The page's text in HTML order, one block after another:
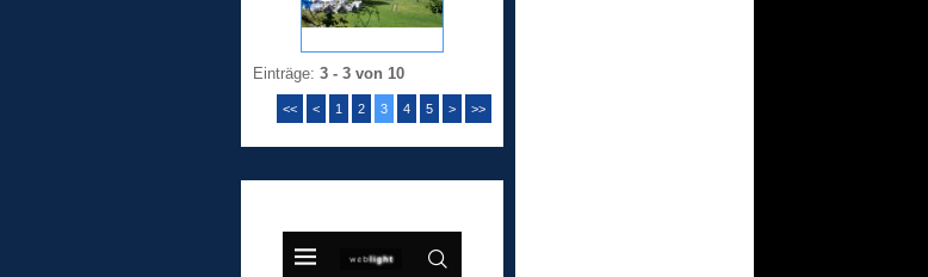
Einträge: 3 - 3 von 10
<< < 1 2 3 4 5 > >>